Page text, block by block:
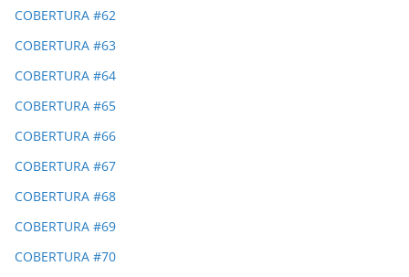
COBERTURA #62
COBERTURA #63
COBERTURA #64
COBERTURA #65
COBERTURA #66
COBERTURA #67
COBERTURA #68
COBERTURA #69
COBERTURA #70